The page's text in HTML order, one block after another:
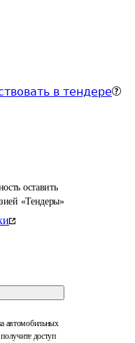
в тендере
оставить
«Тендеры»
автомобильных
доступ